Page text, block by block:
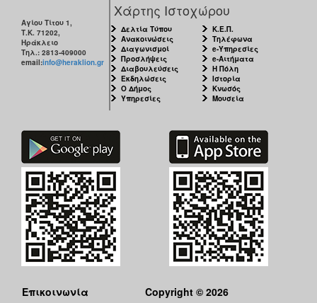
Αγίου Τίτου 1,
Τ.Κ. 71202,
Ηράκλειο
Τηλ.: 2813-409000
email:info@heraklion.gr
Χάρτης Ιστοχώρου
Δελτία Τύπου
Ανακοινώσεις
Διαγωνισμοί
Προσλήψεις
Διαβουλεύσεις
Εκδηλώσεις
Ο Δήμος
Υπηρεσίες
Κ.Ε.Π.
Τηλέφωνα
e-Υπηρεσίες
e-Αιτήματα
Η Πόλη
Ιστορία
Κνωσός
Μουσεία
Επικοινωνία Copyright © 2026